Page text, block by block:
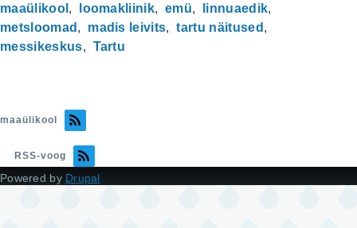
maaülikool loomakliinik emü
linnuaedik
metsloomad
madis leivits
tartu näitused
messikeskus
Tartu
maaülikool
RSS-voog
Powered by Drupal